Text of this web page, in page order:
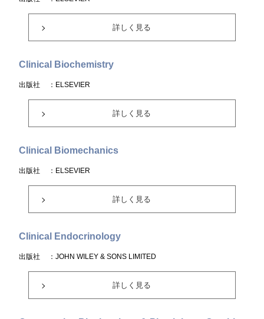
詳しく見る
Clinical Biochemistry
出版社 ：ELSEVIER
詳しく見る
Clinical Biomechanics
出版社 ：ELSEVIER
詳しく見る
Clinical Endocrinology
出版社 ：JOHN WILEY & SONS LIMITED
詳しく見る